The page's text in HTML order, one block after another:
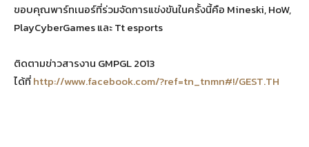
ขอบคุณพาร์ทเนอร์ที่ร่วมจัดการแข่งขันในครั้งนี้คือ Mineski, HoW,
PlayCyberGames และ Tt esports
ติดตามข่าวสารงาน GMPGL 2013
ได้ที่http://www.facebook.com/?ref=tn_tnmn#!/GEST.TH